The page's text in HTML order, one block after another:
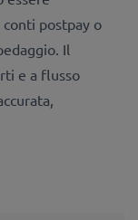
postpay o
Il
e a flusso